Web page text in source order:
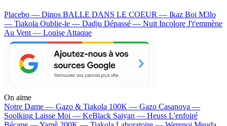
Placebo — Dinos BALLE DANS LE COEUR — Ikaz Boi M3lo
— Tiakola Oublie-le — Dadju Dépassé — Nuit Incolore J't'emmène
Au Vent — Louise Attaque
On aime
Notre Dame — Gazo & Tiakola 100K — Gazo Casanova —
Soolking Laisse Moi — KeBlack Saiyan — Heuss L'enfoiré